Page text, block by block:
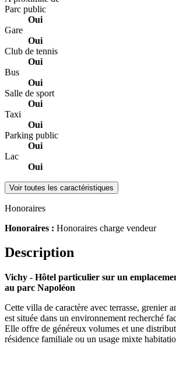
Parc public
Oui
Gare
Oui
Club de tennis
Oui
Bus
Oui
Salle de sport
Oui
Taxi
Oui
Parking public
Oui
Lac
Oui
Voir toutes les caractéristiques
Honoraires
Honoraires : Honoraires charge vendeur
Description
Vichy - Hôtel particulier sur un
au parc Napoléon
Cette villa de caractère avec terrasse, grenier
est située dans un environnement recherché
Elle offre de généreux volumes et une
résidence familiale ou un usage mixte